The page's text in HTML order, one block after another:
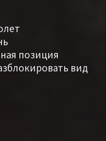
позиция
вид